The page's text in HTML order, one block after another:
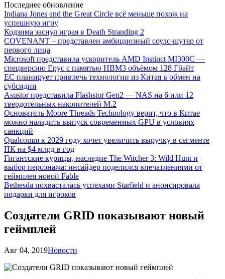
Последнее обновление
Indiana Jones and the Great Circle всё меньше похож на
успешную игру
Кодзима заснул играя в Death Stranding 2
COVENANT – представлен амбициозный соулс-шутер от
первого лица
Microsoft представила ускоритель AMD Instinct MI300C —
спецверсию Epyc с памятью HBM3 объёмом 128 Гбайт
ЕС планирует привлечь технологии из Китая в обмен на
субсидии
Asustor представила Flashstor Gen2 — NAS на 6 или 12
твердотельных накопителей M.2
Основатель Moore Threads Technology верит, что в Китае
можно наладить выпуск современных GPU в условиях
санкций
Qualcomm к 2029 году хочет увеличить выручку в сегменте
ПК на $4 млрд в год
Гигантские курицы, наследие The Witcher 3: Wild Hunt и
выбор персонажа: инсайдер поделился впечатлениями от
геймплея новой Fable
Bethesda похвасталась успехами Starfield и анонсировала
подарки для игроков
Создатели GRID показывают новый
геймплей
Авг 04, 2019Новости